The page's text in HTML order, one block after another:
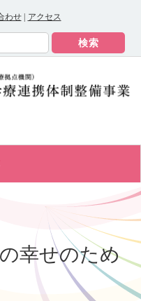
わせ| アクセス
幸せのため